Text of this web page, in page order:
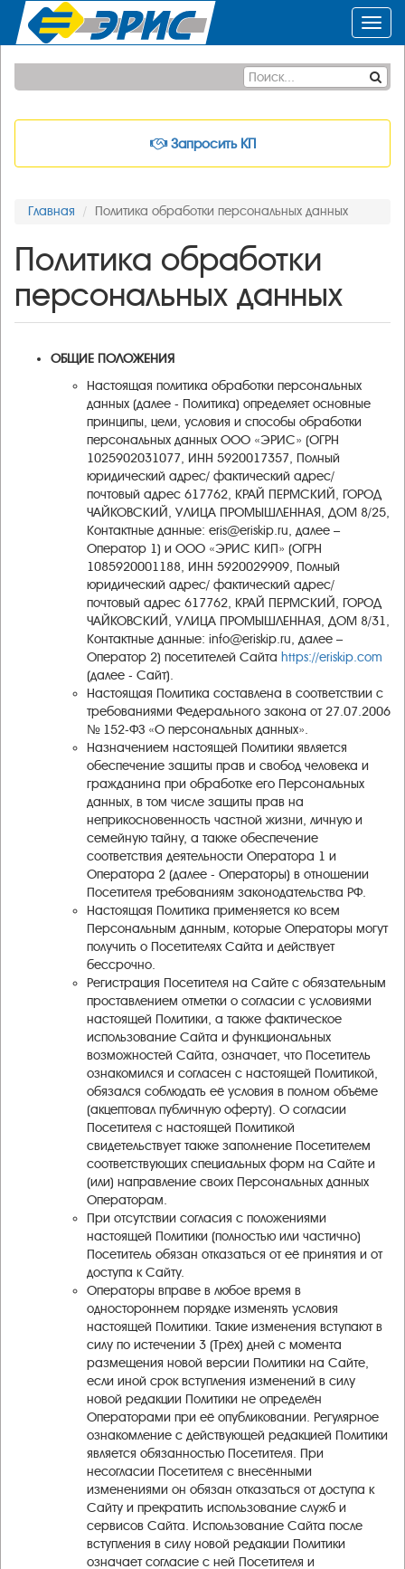
Запросить КП
Главная Политика обработки персональных данных
Политика обработки
персональных данных
ОБЩИЕ ПОЛОЖЕНИЯ
Настоящая политика обработки персональных
данных (далее - Политика) определяет основные
принципы, цели, условия и способы обработки
персональных данных ООО «ЭРИС» (ОГРН
1025902031077, ИНН 5920017357, Полный
юридический адрес/ фактический адрес/
почтовый адрес 617762, КРАЙ ПЕРМСКИЙ, ГОРОД
ЧАЙКОВСКИЙ, УЛИЦА ПРОМЫШЛЕННАЯ, ДОМ 8/25,
Контактные данные: eris@eriskip.ru, далее –
Оператор 1) и ООО «ЭРИС КИП» (ОГРН
1085920001188, ИНН 5920029909, Полный
юридический адрес/ фактический адрес/
почтовый адрес 617762, КРАЙ ПЕРМСКИЙ, ГОРОД
ЧАЙКОВСКИЙ, УЛИЦА ПРОМЫШЛЕННАЯ, ДОМ 8/31,
Контактные данные: info@eriskip.ru, далее –
Оператор 2) посетителей Сайта https://eriskip.com
(далее - Сайт).
Настоящая Политика составлена в соответствии с
требованиями Федерального закона от 27.07.2006
№ 152-ФЗ «О персональных данных».
Назначением настоящей Политики является
обеспечение защиты прав и свобод человека и
гражданина при обработке его Персональных
данных, в том числе защиты прав на
неприкосновенность частной жизни, личную и
семейную тайну, а также обеспечение
соответствия деятельности Оператора 1 и
Оператора 2 (далее - Операторы) в отношении
Посетителя требованиям законодательства РФ.
Настоящая Политика применяется ко всем
Персональным данным, которые Операторы могут
получить о Посетителях Сайта и действует
бессрочно.
Регистрация Посетителя на Сайте с обязательным
проставлением отметки о согласии с условиями
настоящей Политики, а также фактическое
использование Сайта и функциональных
возможностей Сайта, означает, что Посетитель
ознакомился и согласен с настоящей Политикой,
обязался соблюдать её условия в полном объёме
(акцептовал публичную оферту). О согласии
Посетителя с настоящей Политикой
свидетельствует также заполнение Посетителем
соответствующих специальных форм на Сайте и
(или) направление своих Персональных данных
Операторам.
При отсутствии согласия с положениями
настоящей Политики (полностью или частично)
Посетитель обязан отказаться от её принятия и от
доступа к Сайту.
Операторы вправе в любое время в
одностороннем порядке изменять условия
настоящей Политики. Такие изменения вступают в
силу по истечении 3 (Трёх) дней с момента
размещения новой версии Политики на Сайте,
если иной срок вступления изменений в силу
новой редакции Политики не определён
Операторами при её опубликовании. Регулярное
ознакомление с действующей редакцией Политики
является обязанностью Посетителя. При
несогласии Посетителя с внесёнными
изменениями он обязан отказаться от доступа к
Сайту и прекратить использование служб и
сервисов Сайта. Использование Сайта после
вступления в силу новой редакции Политики
означает согласие с ней Посетителя и